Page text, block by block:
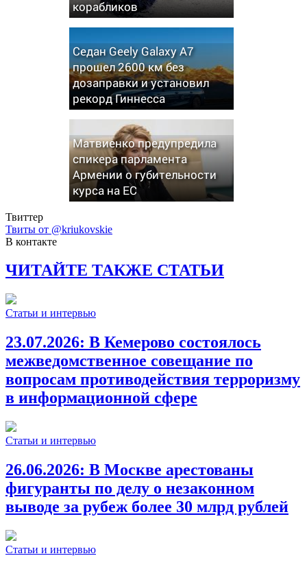
корабликов
Седан Geely Galaxy A7
прошел 2600 км без
дозаправки и установил
рекорд Гиннесса
Матвиенко предупредила
спикера парламента
Армении о губительности
курса на ЕС
Твиттер
Твиты от @kriukovskie
В контакте
ЧИТАЙТЕ ТАКЖЕ СТАТЬИ
Статьи и интервью
23.07.2026: В Кемерово состоялось
межведомственное совещание по
вопросам противодействия терроризму
в информационной сфере
Статьи и интервью
26.06.2026: В Москве арестованы
фигуранты по делу о незаконном
выводе за рубеж более 30 млрд рублей
Статьи и интервью